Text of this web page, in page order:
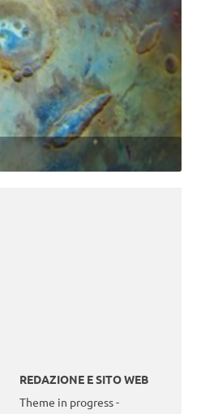
REDAZIONE E SITO WEB
Theme in progress -